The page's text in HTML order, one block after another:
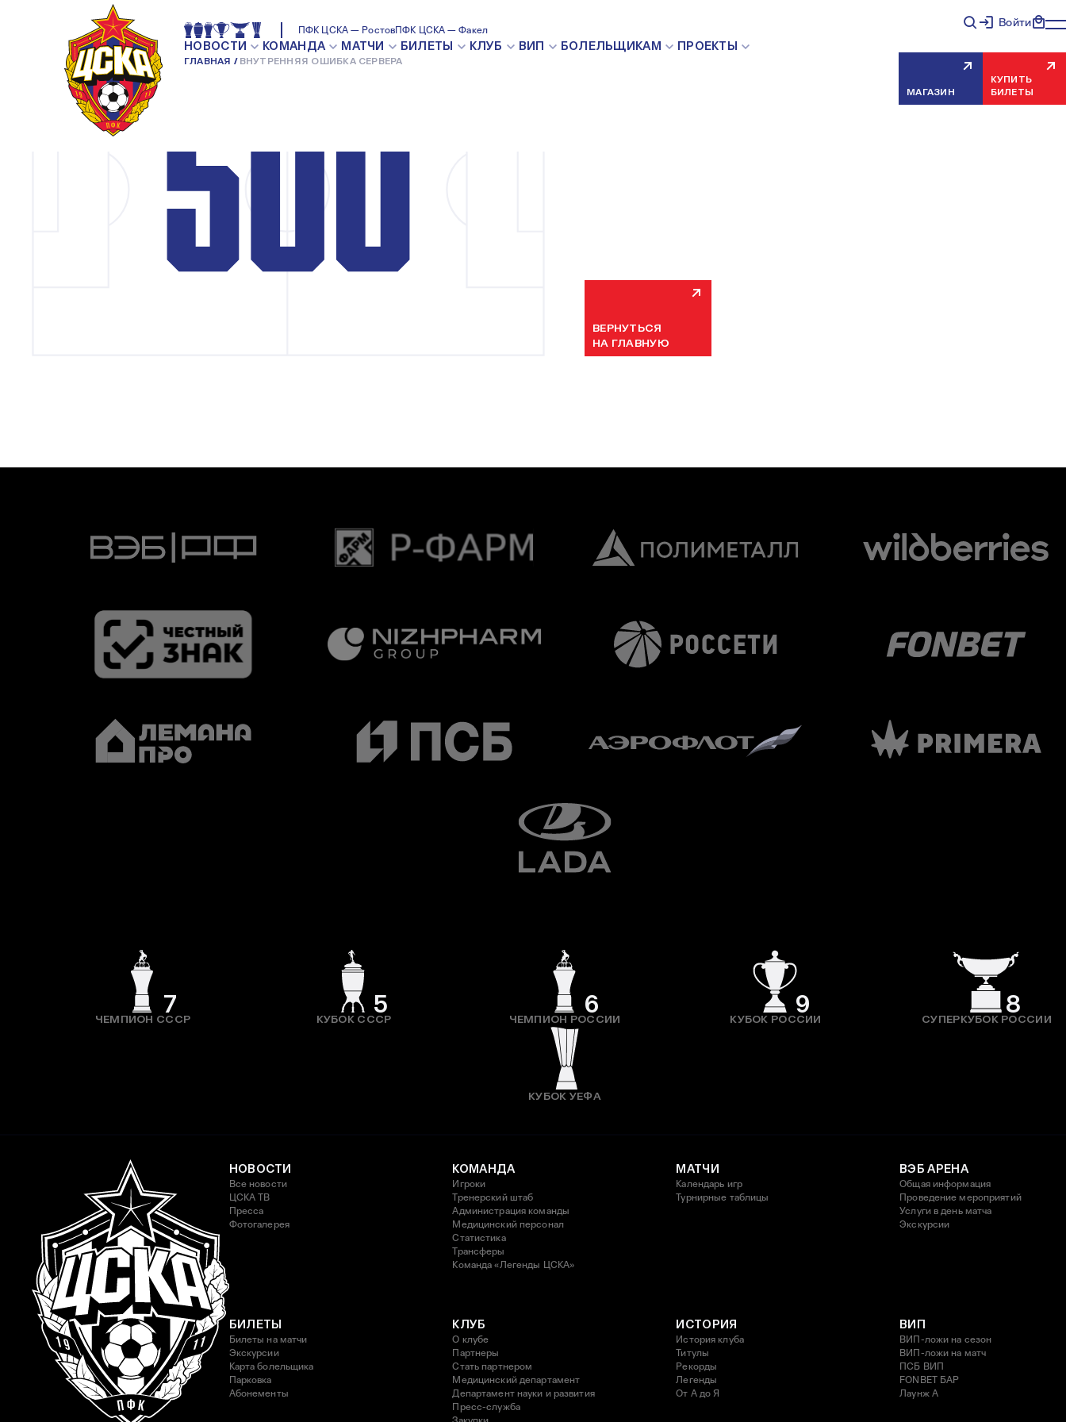
ПФК ЦСКА — РостовПФК ЦСКА — Факел
НОВОСТИ КОМАНДА МАТЧИ БИЛЕТЫ КЛУБ ВИП БОЛЕЛЬЩИКАМ ПРОЕКТЫ
ГЛАВНАЯ ВНУТРЕННЯЯ ОШИБКА СЕРВЕРА
Войти
МАГАЗИН
КУПИТЬ
БИЛЕТЫ
ВНУТРЕННЯЯ ОШИБКА СЕРВЕРА
Мы уже устраняем неисправность, попробуйте обновить страницу через
ВЕРНУТЬСЯ
НА ГЛАВНУЮ
7
ЧЕМПИОН СССР
5
КУБОК СССР
6
ЧЕМПИОН РОССИИ
9
КУБОК РОССИИ
8
СУПЕРКУБОК РОССИИ
КУБОК УЕФА
НОВОСТИ
Все новости
ЦСКА ТВ
Пресса
Фотогалерея
КОМАНДА
Игроки
Тренерский штаб
Администрация команды
Медицинский персонал
Статистика
Трансферы
Команда «Легенды ЦСКА»
МАТЧИ
Календарь игр
Турнирные таблицы
ВЭБ АРЕНА
Общая информация
Проведение мероприятий
Услуги в день матча
Экскурсии
БИЛЕТЫ
Билеты на матчи
Экскурсии
Карта болельщика
Парковка
Абонементы
КЛУБ
О клубе
Партнеры
Стать партнером
Медицинский департамент
Департамент науки и развития
Пресс-служба
ИСТОРИЯ
История клуба
Титулы
Рекорды
Легенды
От А до Я
ВИП
ВИП-ложи на сезон
ВИП-ложи на матч
ПСБ ВИП
FONBET БАР
Лаунж A